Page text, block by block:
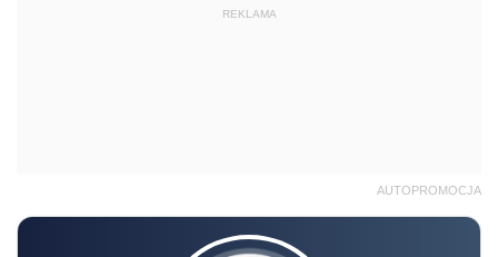
REKLAMA
AUTOPROMOCJA